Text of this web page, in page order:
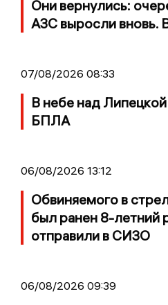
Они вернулись:
АЗС выросли вновь.
07/08/2026 08:33
В небе над
БПЛА
06/08/2026 13:12
Обвиняемого в
был ранен 8-летний
отправили в СИЗО
06/08/2026 09:39